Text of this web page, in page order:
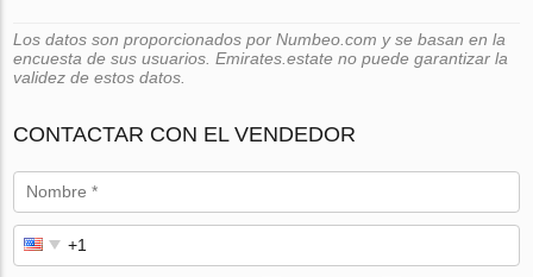
Los datos son proporcionados por Numbeo.com y se basan en la
encuesta de sus usuarios. Emirates.estate no puede garantizar la
validez de estos datos.
CONTACTAR CON EL VENDEDOR